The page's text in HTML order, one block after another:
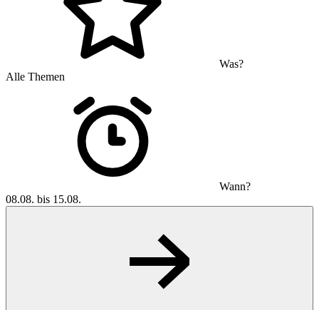
Was?
Alle Themen
Wann?
08.08. bis 15.08.